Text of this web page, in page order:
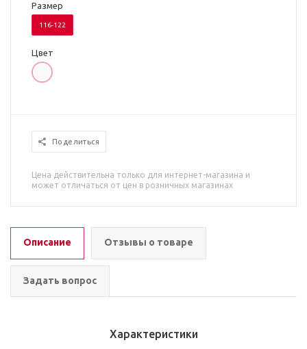
Размер
116-122
Цвет
Поделиться
Цена действительна только для интернет-магазина и
может отличаться от цен в розничных магазинах
Описание Отзывы о товаре
Задать вопрос
Характеристики